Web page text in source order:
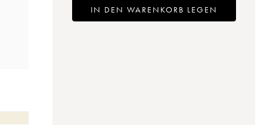
IN DEN WARENKORB LEGEN